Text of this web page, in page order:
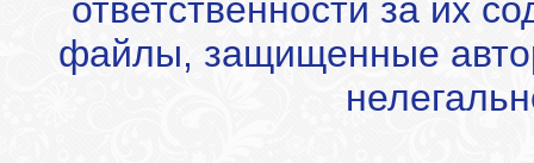
ответственности за их
файлы, защищенные